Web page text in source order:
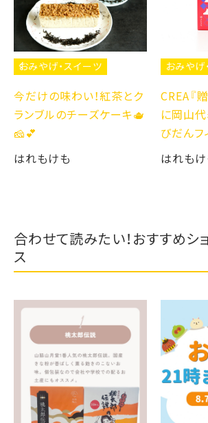
おみやげ・スイーツ
今だけの味わい！紅茶とク
ランブルのチーズケーキ🫖
🧀💕
はれもけも
おみやげ
CREA『
に岡山代
びだんフ
はれも
合わせて読みたい！おすすめシ
ス